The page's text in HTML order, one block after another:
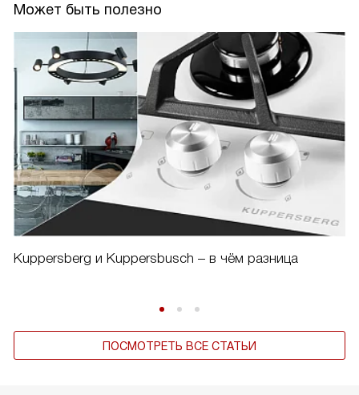
Может быть полезно
Kuppersberg и Kuppersbusch – в чём разница
ПОСМОТРЕТЬ ВСЕ СТАТЬИ